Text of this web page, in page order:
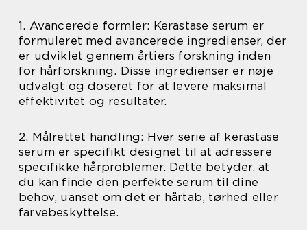
1. Avancerede formler: Kerastase serum er
formuleret med avancerede ingredienser, der
er udviklet gennem årtiers forskning inden
for hårforskning. Disse ingredienser er nøje
udvalgt og doseret for at levere maksimal
effektivitet og resultater.
2. Målrettet handling: Hver serie af kerastase
serum er specifikt designet til at adressere
specifikke hårproblemer. Dette betyder, at
du kan finde den perfekte serum til dine
behov, uanset om det er hårtab, tørhed eller
farvebeskyttelse.